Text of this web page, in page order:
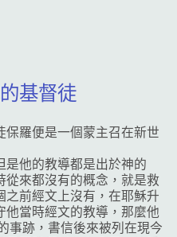
基督徒
保羅便是一個蒙主召在新世
是他的教導都是出於神的
從來都沒有的概念，就是救
之前經文上沒有，在耶穌升
他當時經文的教導，那麼他
事跡，書信後來被列在現今